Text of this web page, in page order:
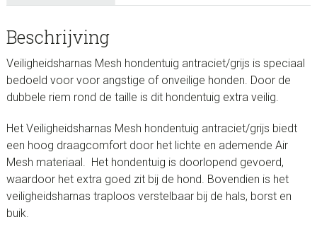
Beschrijving
Veiligheidsharnas Mesh hondentuig antraciet/grijs is speciaal
bedoeld voor voor angstige of onveilige honden. Door de
dubbele riem rond de taille is dit hondentuig extra veilig.
Het Veiligheidsharnas Mesh hondentuig antraciet/grijs biedt
een hoog draagcomfort door het lichte en ademende Air
Mesh materiaal. Het hondentuig is doorlopend gevoerd,
waardoor het extra goed zit bij de hond. Bovendien is het
veiligheidsharnas traploos verstelbaar bij de hals, borst en
buik.